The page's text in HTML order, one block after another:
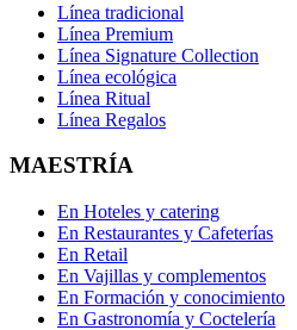
Línea tradicional
Línea Premium
Línea Signature Collection
Línea ecológica
Línea Ritual
Línea Regalos
MAESTRÍA
En Hoteles y catering
En Restaurantes y Cafeterías
En Retail
En Vajillas y complementos
En Formación y conocimiento
En Gastronomía y Coctelería